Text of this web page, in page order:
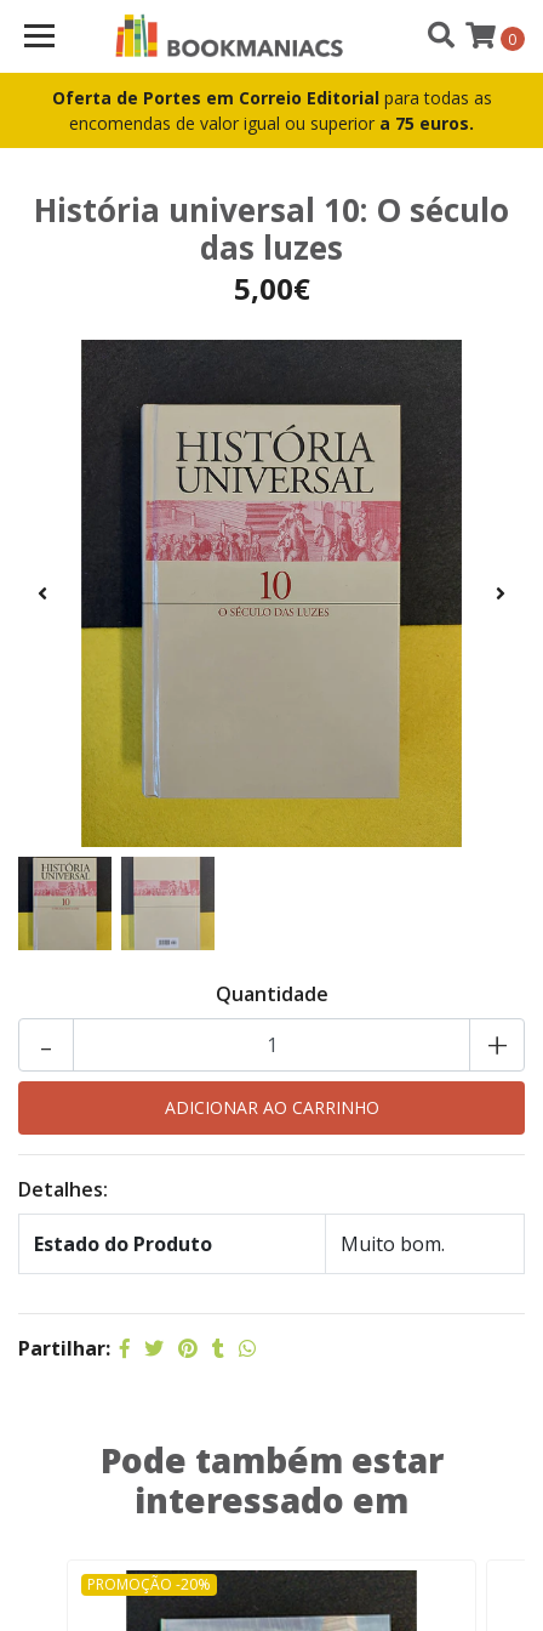
Oferta de Portes em Correio Editorial para todas as
encomendas de valor igual ou superior a 75 euros.
0
História universal 10: O século
das luzes
5,00€
Quantidade
+
-
Detalhes:
Estado do Produto Muito bom.
Partilhar:
Pode também estar
interessado em
PROMOÇÃO -20%